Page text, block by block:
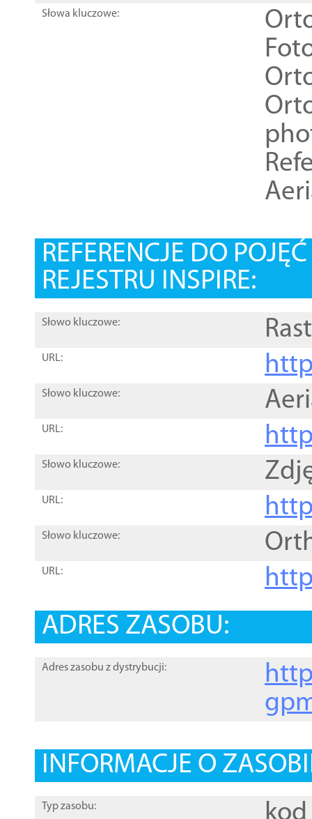
Słowa kluczowe:
REFERENCJE DO
REJESTRU INSPIRE:
Słowo kluczowe:
URL:
Słowo kluczowe:
URL:
Słowo kluczowe:
URL:
Słowo kluczowe:
URL:
ADRES ZASOBU:
Adres zasobu z dystrybucji:
INFORMACJE O
Typ zasobu: